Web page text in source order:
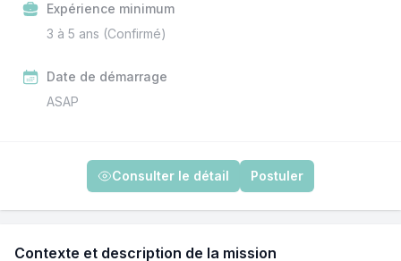
Expérience minimum
3 à 5 ans (Confirmé)
Date de démarrage
ASAP
Consulter le détail Postuler
Contexte et description de la mission